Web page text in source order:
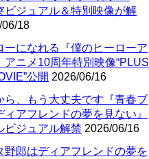
ビジュアル＆特別映像が解
06/18
ーになれる『僕のヒーローア
アニメ10周年特別映像“PLUS
公開 2026/06/16
ら、もう大丈夫です『青春ブ
ィアフレンドの夢を見ない』
ビジュアル解禁 2026/06/16
野郎はディアフレンドの夢を